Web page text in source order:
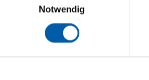
Für die Darstellung
sowie für Marketing-, Statistik-
personenbezogene
Klicken Sie auf "Alle erlauben",
Notwendig